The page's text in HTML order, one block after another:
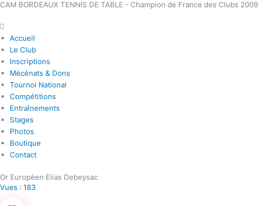
Aller
contenu
CAM BORDEAUX TENNIS DE TABLE - Champion de France des Clubs
Main
Accueil
Le Club
Inscriptions
Mécénats & Dons
Tournoi National
Compétitions
Entraînements
Stages
Photos
Boutique
Contact
Or Européen Elias Debeysac
Vues : 183